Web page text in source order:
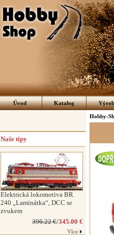
Úvod Katalog
Hobby-
Naše tipy
Elektrická lokomotiva BR
240 „Laminátka“, DCC se
zvukem
396.22 €/345.00 €
Více